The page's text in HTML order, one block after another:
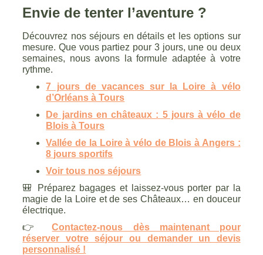
Envie de tenter l’aventure ?
Découvrez nos séjours en détails et les options sur
mesure. Que vous partiez pour 3 jours, une ou deux
semaines, nous avons la formule adaptée à votre
rythme.
7 jours de vacances sur la Loire à vélo
d’Orléans à Tours
De jardins en châteaux : 5 jours à vélo de
Blois à Tours
Vallée de la Loire à vélo de Blois à Angers :
8 jours sportifs
Voir tous nos séjours
🎒 Préparez bagages et laissez-vous porter par la
magie de la Loire et de ses Châteaux… en douceur
électrique.
👉Contactez-nous dès maintenant pour
réserver votre séjour ou demander un devis
personnalisé !